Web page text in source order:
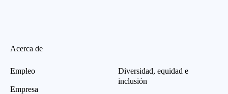
Acerca de
Empleo
Empresa
Diversidad, equidad e
inclusión